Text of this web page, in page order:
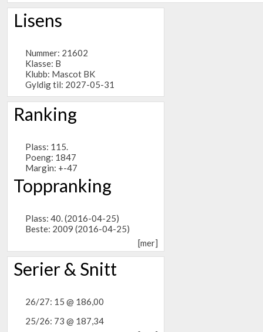
Lisens
Nummer: 21602
Klasse: B
Klubb: Mascot BK
Gyldig til: 2027-05-31
Ranking
Plass: 115.
Poeng: 1847
Margin: +-47
Toppranking
Plass: 40. (2016-04-25)
Beste: 2009 (2016-04-25)
[mer]
Serier & Snitt
26/27: 15 @ 186,00
25/26: 73 @ 187,34